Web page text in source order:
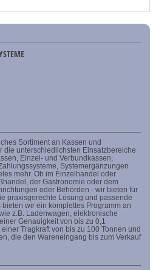
Sortiment an Kassen und
die unterschiedlichsten Einsatzbereiche
Einzel- und Verbundkassen,
Systemergänzungen
mehr. Ob im Einzelhandel oder
der Gastronomie oder dem
oder Behörden - wir bieten für
praxisgerechte Lösung und passende
wir ein komplettes Programm an
z.B. Ladenwagen, elektronische
Genauigkeit von bis zu 0,1
Tragkraft von bis zu 100 Tonnen und
die den Wareneingang bis zum Verkauf